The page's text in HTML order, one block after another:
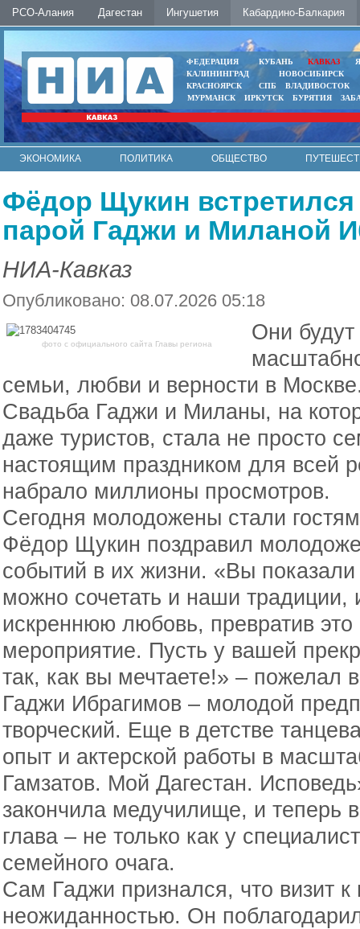
РСО-Алания Дагестан Ингушетия Кабардино-Балкария
ФЕДЕРАЦИЯ КУБАНЬ КАВКАЗ
КАЛИНИНГРАД
НОВОСИБИРСК
КРАСНОЯРСК
СПБ
ВЛАДИВОСТОК
МУРМАНСК
ИРКУТСК БУРЯТИЯ
ЭКОНОМИКА ПОЛИТИКА ОБЩЕСТВО
Фёдор Щукин
парой Гаджи и Миланой
НИА-Кавказ
Опубликовано: 08.07.2026 05:18
фото с официального сайта Главы региона
Они будут
семьи, любви и верности в
Свадьба Гаджи и Миланы, на
даже туристов, стала не просто
настоящим праздником для всей
набрало миллионы просмотров.
Сегодня молодожены стали
Фёдор Щукин поздравил
событий в их жизни. «Вы
можно сочетать и наши традиции,
искреннюю любовь, превратив
мероприятие. Пусть у вашей
так, как вы мечтаете!» – пожелал
Гаджи Ибрагимов – молодой
творческий. Еще в детстве
опыт и актерской работы в
Гамзатов. Мой Дагестан.
закончила медучилище, и теперь
глава – не только как у
семейного очага.
Сам Гаджи признался, что визит к
неожиданностью. Он